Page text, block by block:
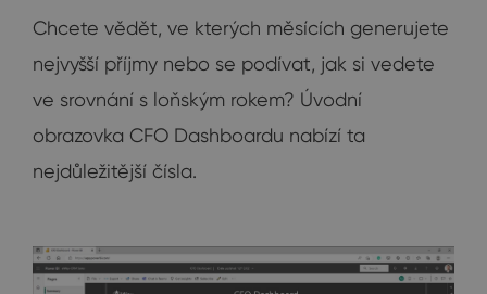
Chcete vědět, ve kterých měsících generujete
nejvyšší příjmy nebo se podívat, jak si vedete
ve srovnání s loňským rokem? Úvodní
obrazovka CFO Dashboardu nabízí ta
nejdůležitější čísla.